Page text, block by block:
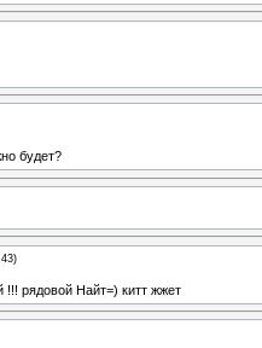
будет?
рядовой Найт=) китт жжет